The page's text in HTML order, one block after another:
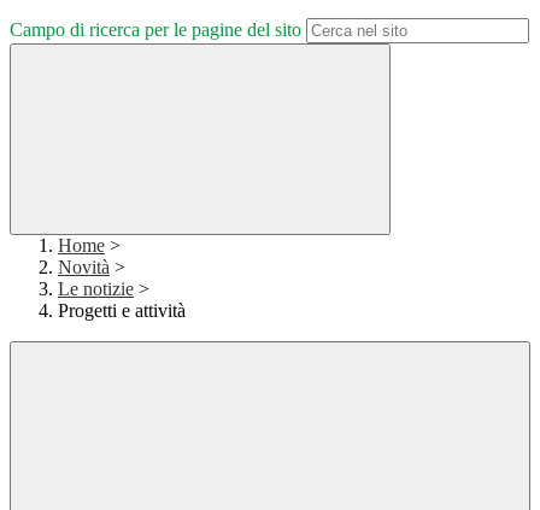
Campo di ricerca per le pagine del sito
Home >
Novità >
Le notizie >
Progetti e attività